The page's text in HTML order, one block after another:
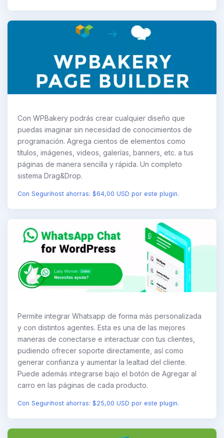
Con WPBakery podrás crear cualquier diseño que
puedas imaginar sin necesidad de conocimientos de
programación. Agrega cientos de elementos como
títulos, imágenes, videos, galerías, banners, etc. a tus
páginas de manera sencilla y rápida. Un completo
sistema Drag&Drop.
Con Segurihost ahorras: $64,00 USD por este plugin.
Permite integrar Whatsapp de forma más personalizada
y con distintos agentes. Esta es una de las mejores
maneras de conectarse e interactuar con tus clientes,
pudiendo ofrecer soporte directamente, así como
generar confianza y aumentar la lealtad del cliente.
Puede además integrarse bajo el botón de Agregar al
carro en las páginas de cada producto.
Con Segurihost ahorras: $25,00 USD por este plugin.